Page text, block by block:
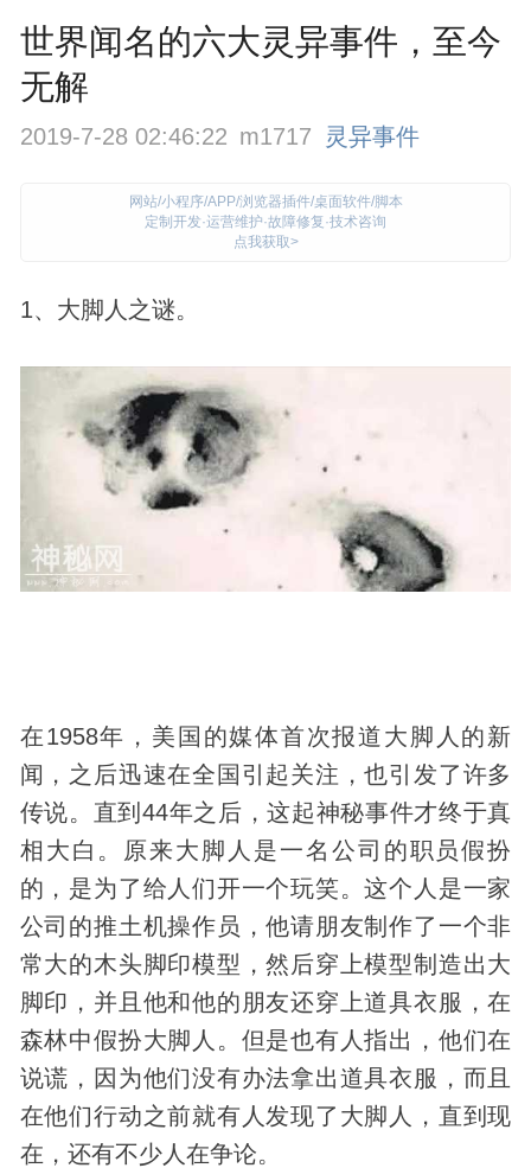
世界闻名的六大灵异事件，至今
无解
2019-7-28 02:46:22 m1717 灵异事件
网站/小程序/APP/浏览器插件/桌面软件/脚本
定制开发·运营维护·故障修复·技术咨询
点我获取>
1、大脚人之谜。
在1958年，美国的媒体首次报道大脚人的新
闻，之后迅速在全国引起关注，也引发了许多
传说。直到44年之后，这起神秘事件才终于真
相大白。原来大脚人是一名公司的职员假扮
的，是为了给人们开一个玩笑。这个人是一家
公司的推土机操作员，他请朋友制作了一个非
常大的木头脚印模型，然后穿上模型制造出大
脚印，并且他和他的朋友还穿上道具衣服，在
森林中假扮大脚人。但是也有人指出，他们在
说谎，因为他们没有办法拿出道具衣服，而且
在他们行动之前就有人 发现了大脚人，直到现
在，还有不少人在争论。